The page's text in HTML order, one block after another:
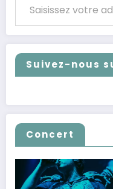
Suivez-nous
Concert